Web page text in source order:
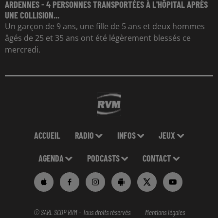
ARDENNES - 4 PERSONNES TRANSPORTÉES À L'HÔPITAL APRÈS
UNE COLLISION...
Un garçon de 9 ans, une fille de 5 ans et deux hommes
âgés de 25 et 35 ans ont été légèrement blessés ce
mercredi.
ACCUEIL RADIO INFOS JEUX
AGENDA PODCASTS CONTACT
© SARL SCOP RVM - Tous droits réservés Mentions légales